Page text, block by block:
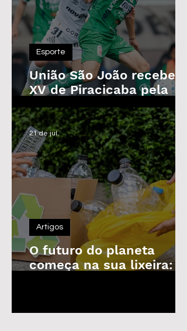
União São João recebe o
XV de Piracicaba pela
Copa Paulista nesta
quarta-feira
Esporte
O futuro do planeta
começa na sua lixeira: o
Artigos
21 de jul.